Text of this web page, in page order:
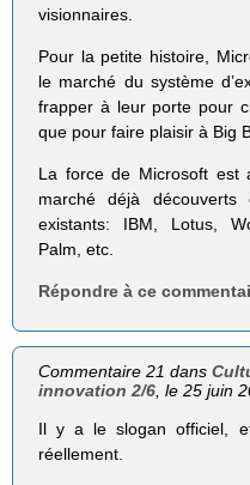
visionnaires.
Pour la petite histoire,
le marché du système
frapper à leur porte pour
que pour faire plaisir à Big
La force de Microsoft est
marché déjà
existants: IBM, Lotus,
Palm, etc.
Répondre à ce
Commentaire 21 dans
innovation 2/6 , le 25 juin
Il y a le slogan officiel,
réellement.